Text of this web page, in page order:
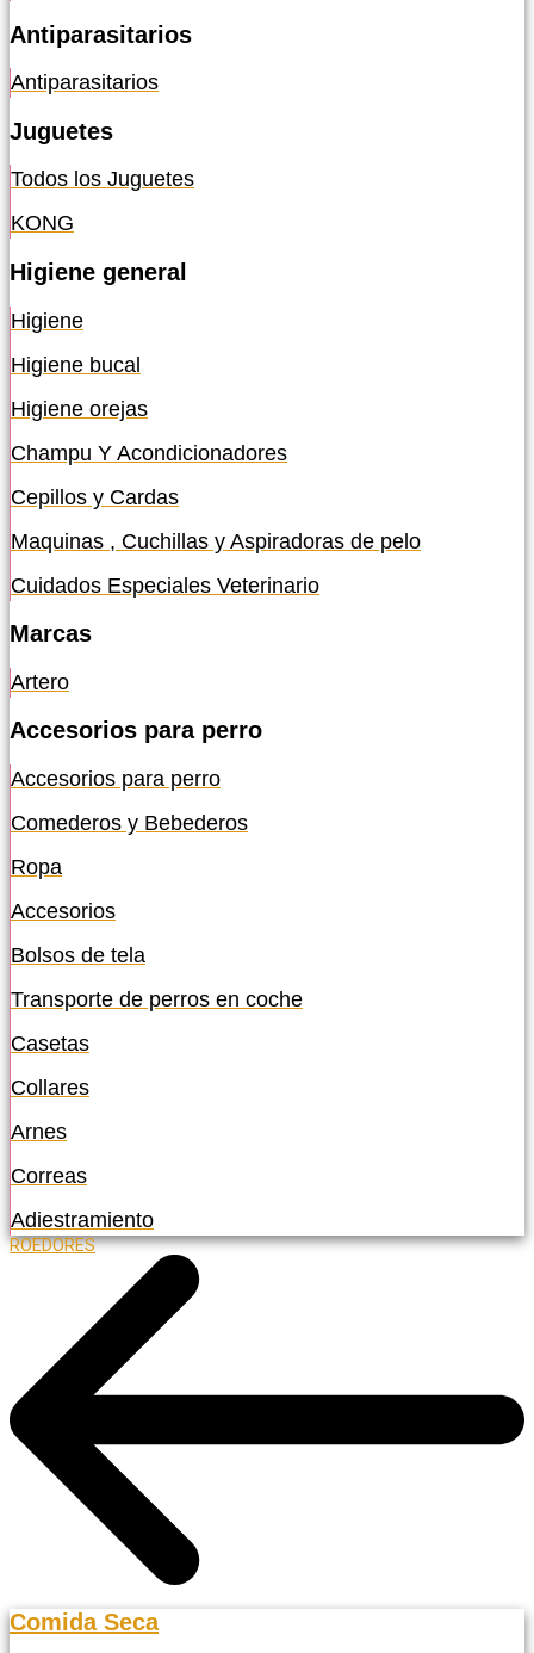
Antiparasitarios
Antiparasitarios
Juguetes
Todos los Juguetes
KONG
Higiene general
Higiene
Higiene bucal
Higiene orejas
Champu Y Acondicionadores
Cepillos y Cardas
Maquinas , Cuchillas y Aspiradoras de pelo
Cuidados Especiales Veterinario
Marcas
Artero
Accesorios para perro
Accesorios para perro
Comederos y Bebederos
Ropa
Accesorios
Bolsos de tela
Transporte de perros en coche
Casetas
Collares
Arnes
Correas
Adiestramiento
ROEDORES
Comida Seca